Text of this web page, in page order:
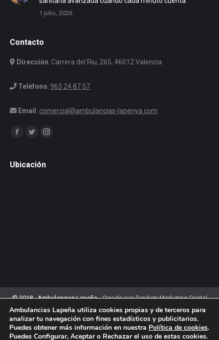
1 julio, 2026
Contacto
Dirección: Carrera del Riu, 265, 46012 Valencia
Teléfono: 963 24 87 57
Email: comercial@ambulancias-lapenya.com
Encuéntranos en:
Facebook
TwitterInstagram
Ubicación
© 2018 - Ambulancias Lapeña -Creado por Tandem Marketing Digital
Política de Privacidad|Aviso Legal|Política de Cookies
Ambulancias Lapeña utiliza cookies propias y de terceros para
analizar tu navegación con fines estadísticos y publicitarios.
Puedes obtener más información en nuestra Política de cookies.
Puedes Configurar, Aceptar o Rechazar el uso de estas cookies.